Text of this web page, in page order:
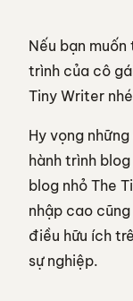
Nếu bạn muốn
trình của cô
Tiny Writer
Hy vọng
hành trình
blog nhỏ The
nhập cao
điều hữu ích
sự nghiệp.